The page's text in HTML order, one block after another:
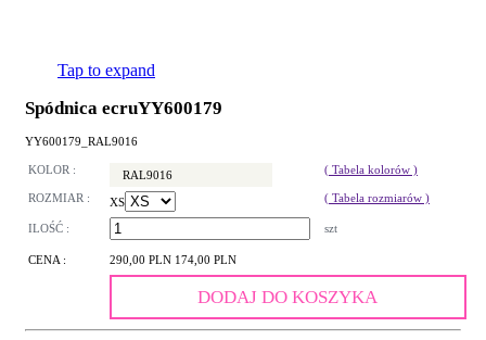
Tap to expand
Spódnica ecruYY600179
YY600179_RAL9016
KOLOR : RAL9016 ( Tabela kolorów )
ROZMIAR : XS ( Tabela rozmiarów )
ILOŚĆ : szt
CENA : 290,00 PLN 174,00 PLN
DODAJ DO KOSZYKA